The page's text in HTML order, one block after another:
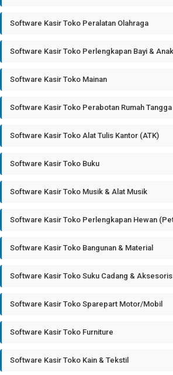
Software Kasir Toko Peralatan Olahraga
Software Kasir Toko Perlengkapan Bayi & Anak
Software Kasir Toko Mainan
Software Kasir Toko Perabotan Rumah Tangga
Software Kasir Toko Alat Tulis Kantor (ATK)
Software Kasir Toko Buku
Software Kasir Toko Musik & Alat Musik
Software Kasir Toko Perlengkapan Hewan
Software Kasir Toko Bangunan & Material
Software Kasir Toko Suku Cadang &
Software Kasir Toko Sparepart Motor/Mobil
Software Kasir Toko Furniture
Software Kasir Toko Kain & Tekstil